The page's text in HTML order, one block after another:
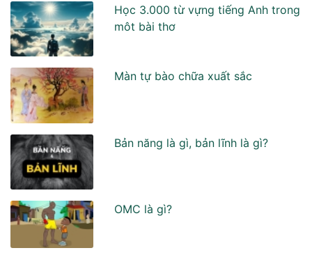
Học 3.000 từ vựng tiếng Anh trong
môt bài thơ
Màn tự bào chữa xuất sắc
Bản năng là gì, bản lĩnh là gì?
OMC là gì?